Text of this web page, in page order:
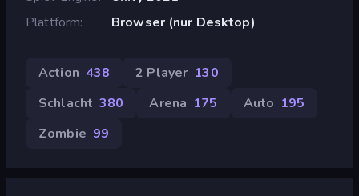
Plattform
Browser (nur Desktop)
Action 438 2 Player 130
Schlacht 380 Arena 175 Auto 195
Zombie 99